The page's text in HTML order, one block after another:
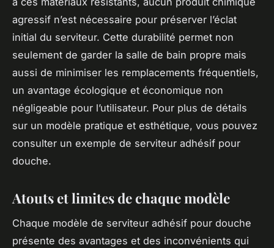
agressif n’est nécessaire pour préserver l’éclat
initial du serviteur. Cette durabilité permet non
seulement de garder la salle de bain propre mais
aussi de minimiser les remplacements fréquentiels,
un avantage écologique et économique non
négligeable pour l’utilisateur. Pour plus de détails
sur un modèle pratique et esthétique, vous pouvez
consulter un exemple de serviteur adhésif pour
douche.
Atouts et limites de chaque modèle
Chaque modèle de serviteur adhésif pour douche
présente des avantages et des inconvénients qui